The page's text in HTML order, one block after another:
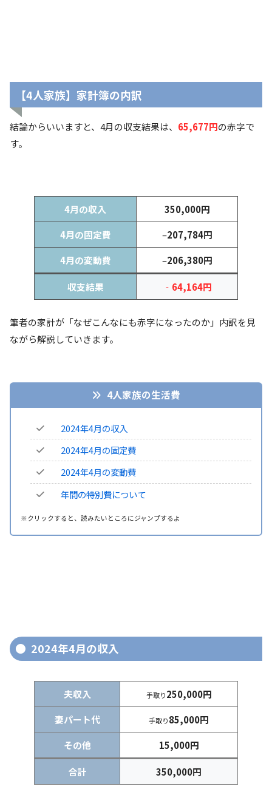
【4人家族】家計簿の内訳
結論からいいますと、4月の収支結果は、 65,677円の赤字で
す。
4月の収入
350,000円
4月の固定費
–207,784円
4月の変動費
–206,380円
収支結果 ‐64,164円
筆者の家計が「なぜこんなにも赤字になったのか」内訳を見
ながら解説していきます。
4人家族の生活費
2024年4月の収入
2024年4月の固定費
2024年4月の変動費
年間の特別費について
※クリックすると、読みたいところにジャンプするよ
2024年4月の収入
夫収入 手取り250,000円
妻パート代
手取り85,000円
その他
15,000円
合計 350,000円